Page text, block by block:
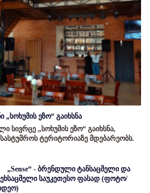
ეზო“ გაიხსნა
სივრცე „სოხუმის ეზო“ გაიხსნა,
ტერიტორიაზე მდებარეობს.
„Sense“ - ბრენდული ტანსაცმელი და
საუკეთესო ფასად (ფოტო/